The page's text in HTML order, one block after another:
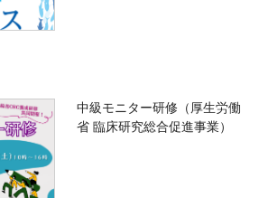
中級モニター研修（厚生労働
省 臨床研究総合促進事業）